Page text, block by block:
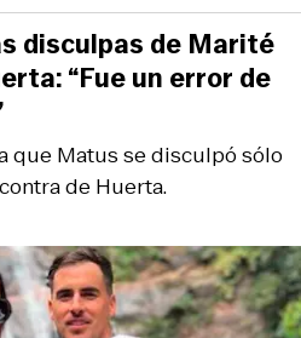
que Matus se disculpó sólo
de Huerta.
disculpas de Marité
“Fue un error de